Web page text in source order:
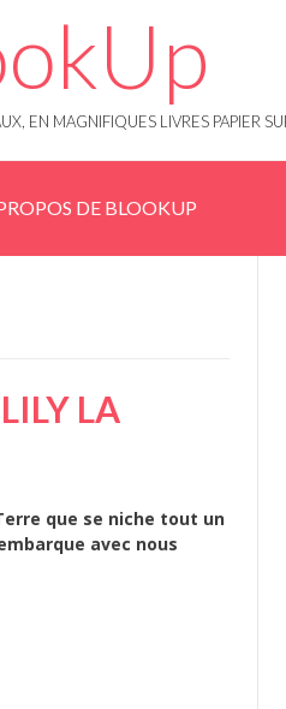
EN MAGNIFIQUES LIVRES PAPIER
DE BLOOKUP
LA
que se niche tout un
avec nous